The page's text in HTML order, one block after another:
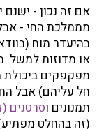
אם זה נכון -
מממלכת החי -
בהיעדר מוח
או מדוזות למשל.
מפקפקים
חל עליהם) אבל
תמנונים וסרטנים
(זה בהחלט